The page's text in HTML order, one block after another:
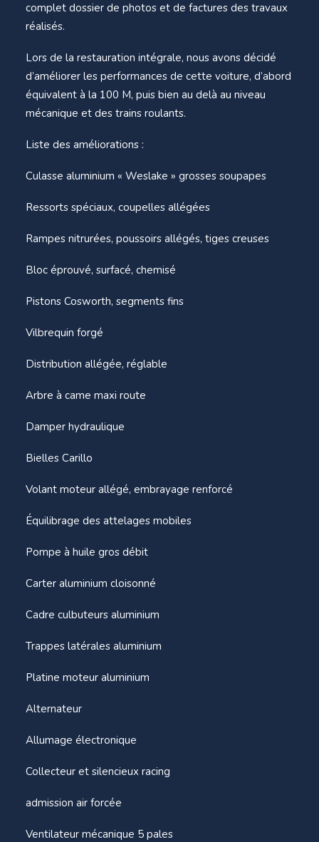
complet dossier de photos et de factures des travaux
réalisés.
Lors de la restauration intégrale, nous avons décidé
d’améliorer les performances de cette voiture, d’abord
équivalent à la 100 M, puis bien au delà au niveau
mécanique et des trains roulants.
Liste des améliorations :
Culasse aluminium « Weslake » grosses soupapes
Ressorts spéciaux, coupelles allégées
Rampes nitrurées, poussoirs allégés, tiges creuses
Bloc éprouvé, surfacé, chemisé
Pistons Cosworth, segments fins
Vilbrequin forgé
Distribution allégée, réglable
Arbre à came maxi route
Damper hydraulique
Bielles Carillo
Volant moteur allégé, embrayage renforcé
Équilibrage des attelages mobiles
Pompe à huile gros débit
Carter aluminium cloisonné
Cadre culbuteurs aluminium
Trappes latérales aluminium
Platine moteur aluminium
Alternateur
Allumage électronique
Collecteur et silencieux racing
admission air forcée
Ventilateur mécanique 5 pales